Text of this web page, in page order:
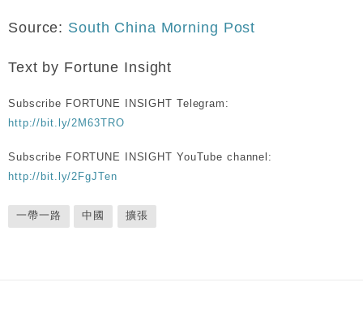
Source: South China Morning Post
Text by Fortune Insight
Subscribe FORTUNE INSIGHT Telegram:
http://bit.ly/2M63TRO
Subscribe FORTUNE INSIGHT YouTube channel:
http://bit.ly/2FgJTen
一帶一路 中國 擴張